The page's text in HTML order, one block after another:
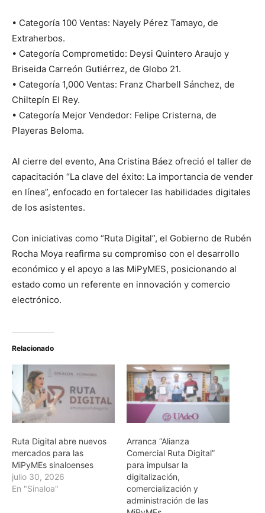
• Categoría 100 Ventas: Nayely Pérez Tamayo, de
Extraherbos.
• Categoría Comprometido: Deysi Quintero Araujo y
Briseida Carreón Gutiérrez, de Globo 21.
• Categoría 1,000 Ventas: Franz Charbell Sánchez, de
Chiltepín El Rey.
• Categoría Mejor Vendedor: Felipe Cristerna, de
Playeras Beloma.
Al cierre del evento, Ana Cristina Báez ofreció el taller de
capacitación “La clave del éxito: La importancia de vender
en línea”, enfocado en fortalecer las habilidades digitales
de los asistentes.
Con iniciativas como “Ruta Digital”, el Gobierno de Rubén
Rocha Moya reafirma su compromiso con el desarrollo
económico y el apoyo a las MiPyMES, posicionando al
estado como un referente en innovación y comercio
electrónico.
Relacionado
Ruta Digital abre nuevos
mercados para las
MiPyMEs sinaloenses
julio 30, 2026
En "Sinaloa"
Arranca “Alianza
Comercial Ruta Digital”
para impulsar la
digitalización,
comercialización y
administración de las